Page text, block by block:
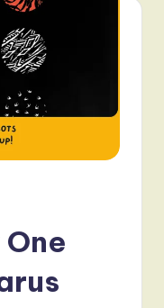
One